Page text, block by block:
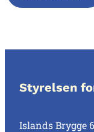
Styrelsen
Islands Brygge